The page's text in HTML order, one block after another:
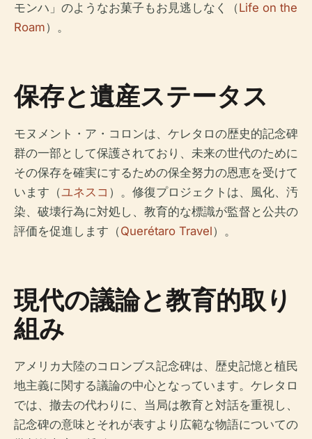
モンハ」のようなお菓子もお見逃しなく（Life on the
Roam）。
保存と遺産ステータス
モヌメント・ア・コロンは、ケレタロの歴史的記念碑
群の一部として保護されており、未来の世代のために
その保存を確実にするための保全努力の恩恵を受けて
います（ユネスコ ）。修復プロジェクトは、風化、汚
染、破壊行為に対処し、教育的な標識が監督と公共の
評価を促進します（Querétaro Travel）。
現代の議論と教育的取り
組み
アメリカ大陸のコロンブス記念碑は、歴史記憶と植民
地主義に関する議論の中心となっています。ケレタロ
では、撤去の代わりに、当局は教育と対話を重視し、
記念碑の意味とそれが表すより広範な物語についての